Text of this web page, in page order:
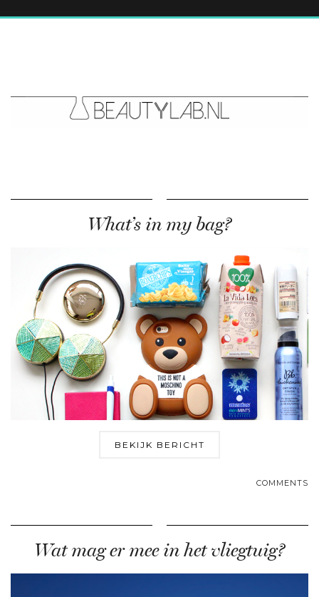
What’s in my bag?
BEKIJK BERICHT
COMMENTS
Wat mag er mee in het vliegtuig?